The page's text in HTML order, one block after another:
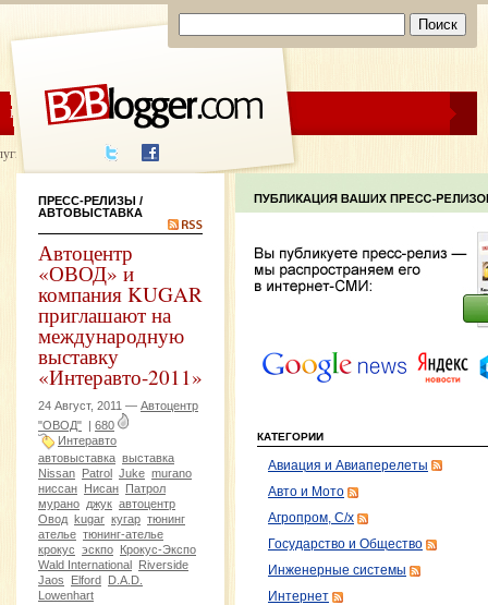
ЦЕНЫ ПОМОЩЬ
написания
ПРЕСС-РЕЛИЗЫ /
АВТОВЫСТАВКА
Автоцентр
«ОВОД» и
компания KUGAR
приглашают на
международную
выставку
«Интеравто-2011»
24 Август, 2011 — Автоцентр
"ОВОД" | 680
Интеравто
автовыставка выставка
Nissan Patrol Juke murano
ниссан Нисан Патрол
мурано джук автоцентр
Овод kugar кугар тюнинг
ателье тюнинг-ателье
крокус эскпо Крокус-Экспо
Wald International Riverside
Jaos
Elford D.A.D.
Lowenhart
КАТЕГОРИИ
Авиация и Авиаперелеты
Авто и Мото
Агропром, С/х
Государство и Общество
Инженерные системы
Интернет